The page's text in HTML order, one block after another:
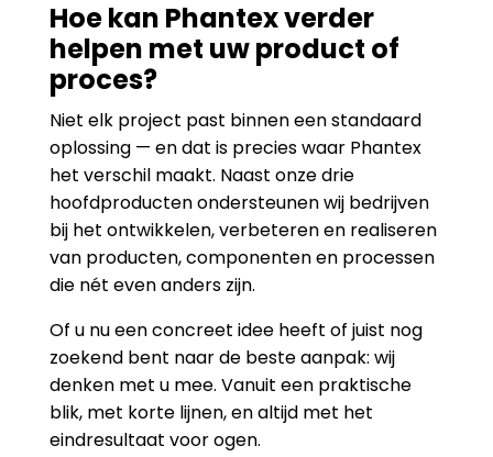
Hoe kan Phantex verder
helpen met uw product of
proces?
Niet elk project past binnen een standaard
oplossing — en dat is precies waar Phantex
het verschil maakt. Naast onze drie
hoofdproducten ondersteunen wij bedrijven
bij het ontwikkelen, verbeteren en realiseren
van producten, componenten en processen
die nét even anders zijn.
Of u nu een concreet idee heeft of juist nog
zoekend bent naar de beste aanpak: wij
denken met u mee. Vanuit een praktische
blik, met korte lijnen, en altijd met het
eindresultaat voor ogen.